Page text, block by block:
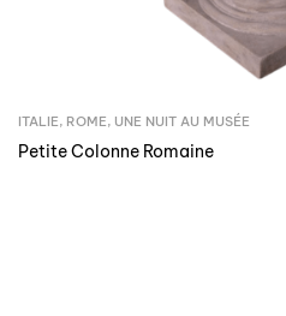
ITALIE, ROME, UNE NUIT AU MUSÉE
Petite Colonne Romaine